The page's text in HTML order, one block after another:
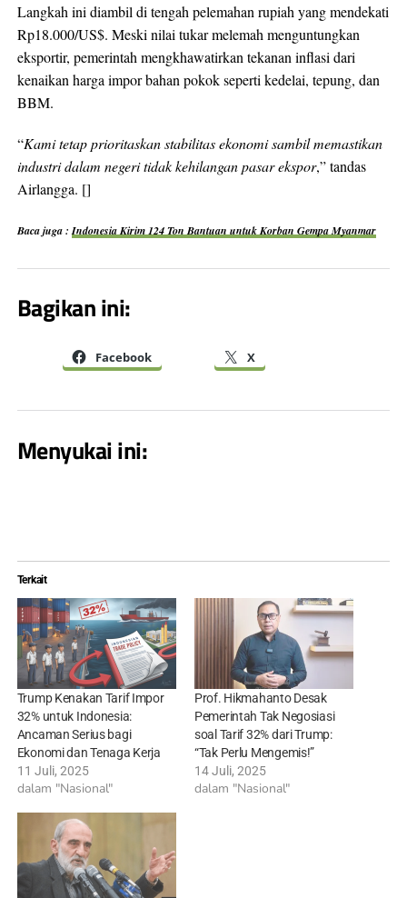
Langkah ini diambil di tengah pelemahan rupiah yang mendekati
Rp18.000/US$. Meski nilai tukar melemah menguntungkan
eksportir, pemerintah mengkhawatirkan tekanan inflasi dari
kenaikan harga impor bahan pokok seperti kedelai, tepung, dan
BBM.
“Kami tetap prioritaskan stabilitas ekonomi sambil memastikan
industri dalam negeri tidak kehilangan pasar ekspor,” tandas
Airlangga. []
Baca juga :Indonesia Kirim 124 Ton Bantuan untuk Korban Gempa Myanmar
Bagikan ini:
Facebook X
Menyukai ini:
Terkait
Trump Kenakan Tarif Impor
32% untuk Indonesia:
Ancaman Serius bagi
Ekonomi dan Tenaga Kerja
11 Juli, 2025
dalam "Nasional"
Prof. Hikmahanto Desak
Pemerintah Tak Negosiasi
soal Tarif 32% dari Trump:
“Tak Perlu Mengemis!”
14 Juli, 2025
dalam "Nasional"